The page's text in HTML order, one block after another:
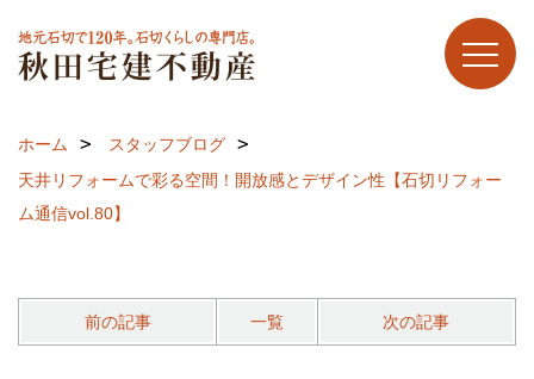
ホーム
スタッフブログ
天井リフォームで彩る空間！開放感とデザイン性【石切リフォー
ム通信vol.80】
前の記事 一覧 次の記事